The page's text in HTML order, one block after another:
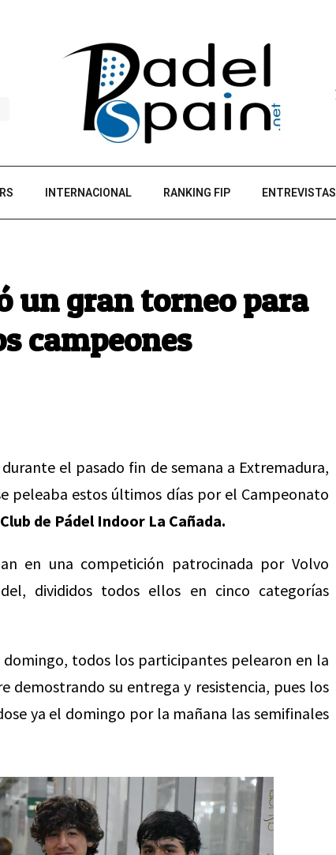
INTERNACIONAL RANKING FIP ENTREVISTAS
un gran torneo para
campeones
el pasado fin de semana a Extremadura,
peleaba estos últimos días por el Campeonato
Club de Pádel Indoor La Cañada.
en una competición patrocinada por Volvo
divididos todos ellos en cinco categorías
todos los participantes pelearon en la
demostrando su entrega y resistencia, pues los
ya el domingo por la mañana las semifinales